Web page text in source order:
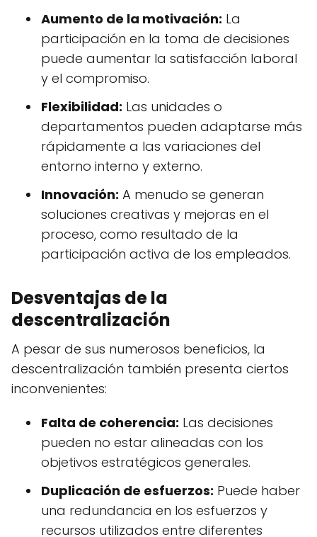
Aumento de la motivación: La
participación en la toma de decisiones
puede aumentar la satisfacción laboral
y el compromiso.
Flexibilidad: Las unidades o
departamentos pueden adaptarse más
rápidamente a las variaciones del
entorno interno y externo.
Innovación: A menudo se generan
soluciones creativas y mejoras en el
proceso, como resultado de la
participación activa de los empleados.
Desventajas de la
descentralización
A pesar de sus numerosos beneficios, la
descentralización también presenta ciertos
inconvenientes:
Falta de coherencia: Las decisiones
pueden no estar alineadas con los
objetivos estratégicos generales.
Duplicación de esfuerzos: Puede haber
una redundancia en los esfuerzos y
recursos utilizados entre diferentes